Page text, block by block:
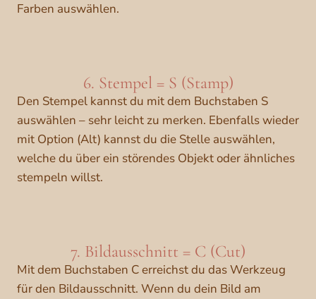
Farben auswählen.
6. Stempel = S (Stamp)
Den Stempel kannst du mit dem Buchstaben S
auswählen – sehr leicht zu merken. Ebenfalls wieder
mit Option (Alt) kannst du die Stelle auswählen,
welche du über ein störendes Objekt oder ähnliches
stempeln willst.
7. Bildausschnitt = C (Cut)
Mit dem Buchstaben C erreichst du das Werkzeug
für den Bildausschnitt. Wenn du dein Bild am